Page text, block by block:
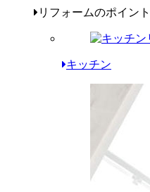
リフォームのポイント
キッチン